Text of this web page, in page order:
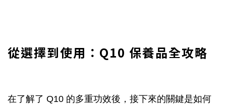
從選擇到使用：Q10 保養品全攻略
在了解了 Q10 的多重功效後，接下來的關鍵是如何